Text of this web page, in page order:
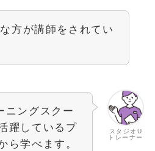
方が講師をされてい
スタジオU
トレーナー
ニングスクー
躍しているプ
ら学べます。